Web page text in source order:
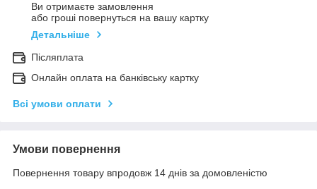
Ви отримаєте замовлення
або гроші повернуться на вашу картку
Детальніше
Післяплата
Онлайн оплата на банківську картку
Всі умови оплати
Умови повернення
Повернення товару впродовж 14 днів за домовленістю